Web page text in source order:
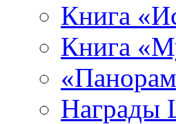
Книга
Книга